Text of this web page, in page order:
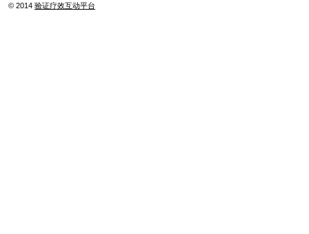
© 2014 验证疗效互动平台